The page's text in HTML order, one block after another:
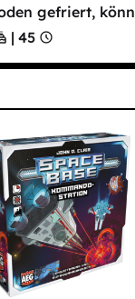
gefriert,
| 45